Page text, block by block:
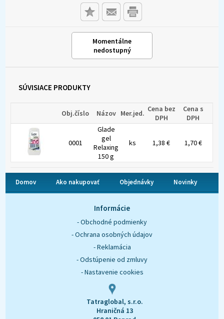
Momentálne
nedostupný
SÚVISIACE PRODUKTY
Obj.číslo Názov Mer.jed. Cena bez
DPH
Cena s
DPH
0001
Glade
gel
Relaxing
150 g
ks 1,38 € 1,70 €
Domov Ako nakupovať Objednávky Novinky
Informácie
- Obchodné podmienky
- Ochrana osobných údajov
- Reklamácia
- Odstúpenie od zmluvy
- Nastavenie cookies
Tatraglobal, s.r.o.
Hraničná 13